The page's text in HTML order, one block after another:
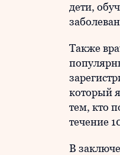
дети,
Также
который
тем, кто
течение
В